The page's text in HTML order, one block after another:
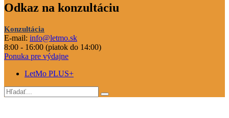
Odkaz na konzultáciu
Konzultácia
E-mail: info@letmo.sk
8:00 - 16:00 (piatok do 14:00)
Ponuka pre výdajne
LetMo PLUS+